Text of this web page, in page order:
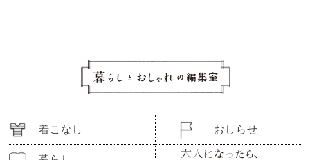
着こなし おしらせ